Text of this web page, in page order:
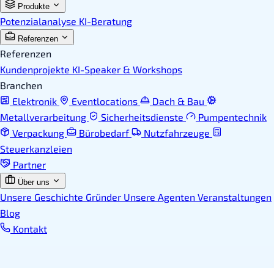
Produkte
Potenzialanalyse KI-Beratung
Referenzen
Referenzen
Kundenprojekte KI-Speaker & Workshops
Branchen
Elektronik
Eventlocations
Dach & Bau
Metallverarbeitung
Sicherheitsdienste
Pumpentechnik
Verpackung
Bürobedarf
Nutzfahrzeuge
Steuerkanzleien
Partner
Über uns
Unsere Geschichte Gründer Unsere Agenten Veranstaltungen
Blog
Kontakt